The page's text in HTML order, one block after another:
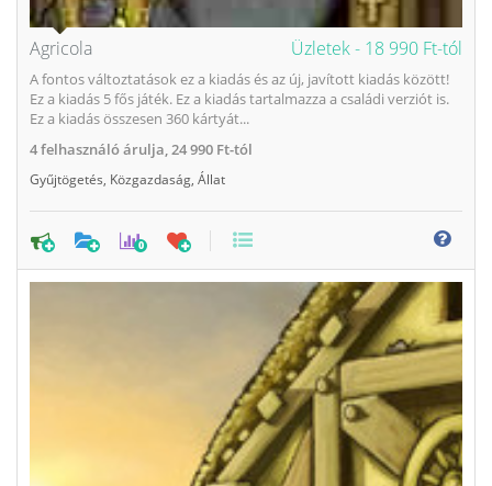
Üzletek - 18 990 Ft-tól
Agricola
A fontos változtatások ez a kiadás és az új, javított kiadás között!
Ez a kiadás 5 fős játék. Ez a kiadás tartalmazza a családi verziót is.
Ez a kiadás összesen 360 kártyát...
4felhasználó árulja,24 990 Ft-tól
Gyűjtögetés, Közgazdaság, Állat
0